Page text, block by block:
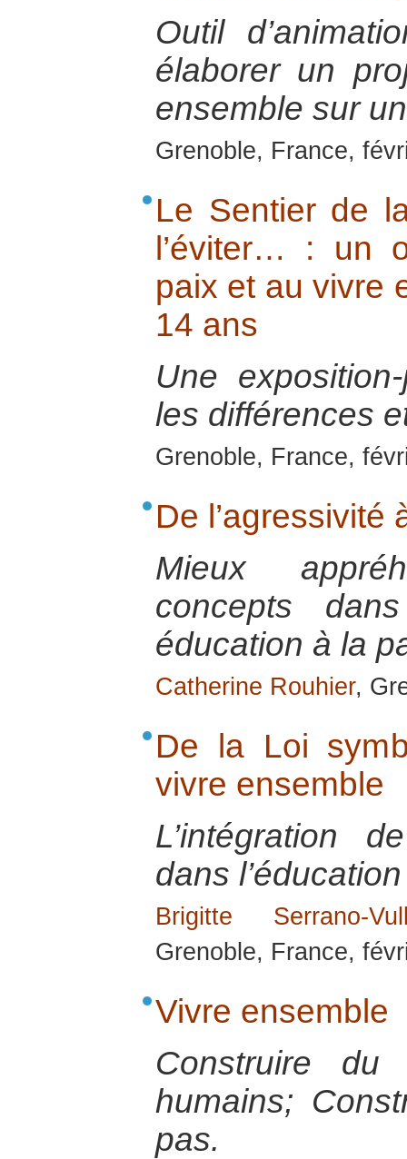
Outil
élaborer un
ensemble sur
Grenoble, France,
Le Sentier de
l’éviter… : un
paix et au vivre
14 ans
Une
les différences
Grenoble, France,
De l’agressivité
Mieux
concepts
éducation à la
Catherine Rouhier,
De la Loi
vivre ensemble
L’intégration
dans
Brigitte Serrano-
Grenoble, France,
Vivre ensemble
Construire
humains;
pas.